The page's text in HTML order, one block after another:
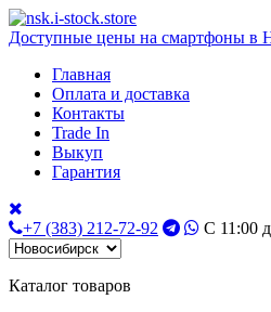
Доступные цены на смартфоны в
Главная
Оплата и доставка
Контакты
Trade In
Выкуп
Гарантия
+7 (383) 212-72-92 С 11:00
Каталог товаров